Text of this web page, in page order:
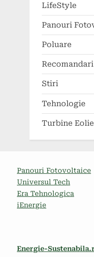
LifeStyle
Panouri
Poluare
Recomandari
Stiri
Tehnologie
Turbine
Panouri Fotovoltaice
Universul Tech
Era Tehnologica
iEnergie
Energie-